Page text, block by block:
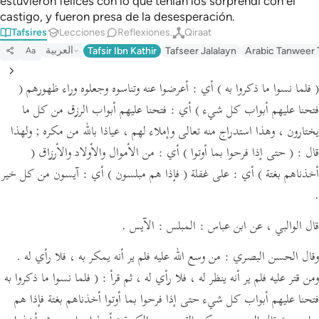
castigo, y fueron presa de la desesperación.
Tafsires Lecciones Reflexiones. Qiraat
Aa العربية Tafsir Ibn Kathir Tafseer Jalalayn Arabic Tanweer
( فلما نسوا ما ذكروا به ) أي : أعرضوا عنه وتناسوه وجعلوه وراء ظهورهم(
فتحنا عليهم أبواب كل شيء ) أي : فتحنا عليهم أبواب الرزق من كل ما
يختارون ، وهذا استدراج منه تعالى وإملاء لهم ، عياذا بالله من مكره ; ولهذا
قال : ( حتى إذا فرحوا بما أوتوا ) أي : من الأموال والأولاد والأرزاق (
أخذناهم بغتة ) أي : على غفلة( فإذا هم مبلسون ) أي : آيسون من كل خير
.
قال الوالبي ، عن ابن عباس : المبلس : الآيس .
وقال الحسن البصري : من وسع الله عليه فلم ير أنه يمكر به ، فلا رأي له .
ومن قتر عليه فلم ير أنه ينظر له ، فلا رأي له ، ثم قرأ : ( فلما نسوا ما ذكروا به
فتحنا عليهم أبواب كل شيء حتى إذا فرحوا بما أوتوا أخذناهم بغتة فإذا هم